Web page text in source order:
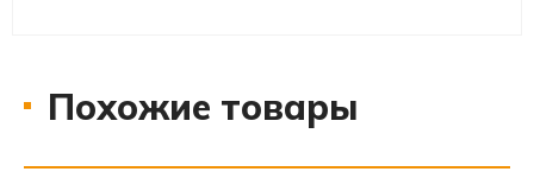
Похожие товары